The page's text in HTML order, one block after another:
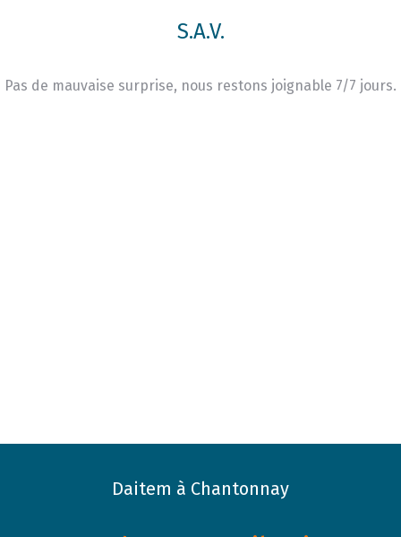
S.A.V.
Pas de mauvaise surprise, nous restons joignable 7/7 jours.
Daitem à Chantonnay